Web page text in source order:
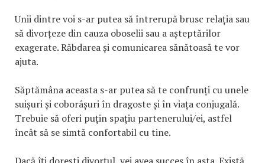
Unii dintre voi s-ar putea să întrerupă brusc relația sau
să divorțeze din cauza oboselii sau a așteptărilor
exagerate. Răbdarea și comunicarea sănătoasă te vor
ajuta.
Săptămâna aceasta s-ar putea să te confrunți cu unele
suișuri și coborâșuri în dragoste și în viața conjugală.
Trebuie să oferi puțin spațiu partenerului/ei, astfel
încât să se simtă confortabil cu tine.